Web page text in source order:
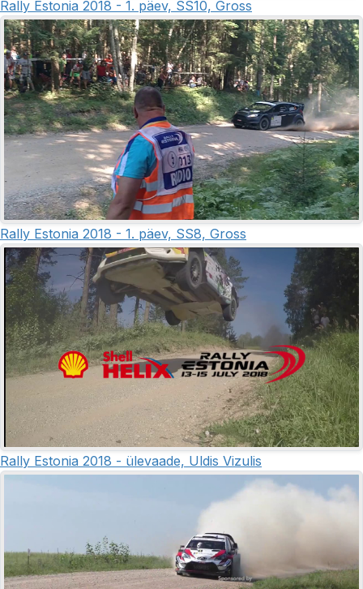
Rally Estonia 2018 - 1. päev, SS10, Gross
Rally Estonia 2018 - 1. päev, SS8, Gross
Rally Estonia 2018 - ülevaade, Uldis Vizulis